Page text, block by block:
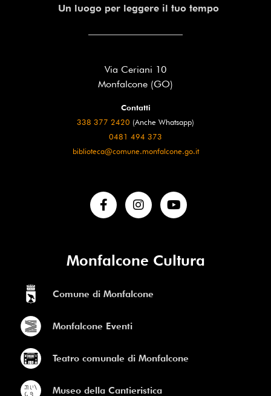
Un luogo per leggere il tuo tempo
Via Ceriani 10
Monfalcone (GO)
Contatti
338 377 2420 (Anche Whatsapp)
0481 494 373
biblioteca@comune.monfalcone.go.it
Monfalcone Cultura
Comune di Monfalcone
Monfalcone Eventi
Teatro comunale di Monfalcone
Museo della Cantieristica